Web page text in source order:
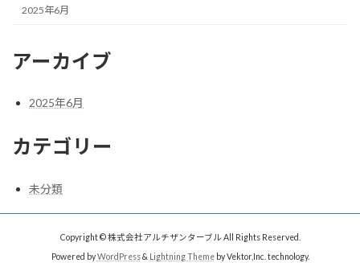
2025年6月
アーカイブ
2025年6月
カテゴリー
未分類
Copyright © 株式会社アルチザンターブル All Rights Reserved.
Powered byWordPress& Lightning Themeby Vektor,Inc. technology.